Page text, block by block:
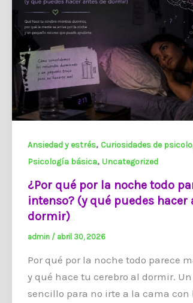
Ansiedad y estrés, Curiosidades de
Psicología básica, Uncategorized
¿Por qué por la noche todo
intenso? (y qué puedes hacer
dormir)
admin / abril 30, 2026
Por qué por la noche todo parece
y qué hace tu cerebro al dormir.
sencillo para no irte a la cama con